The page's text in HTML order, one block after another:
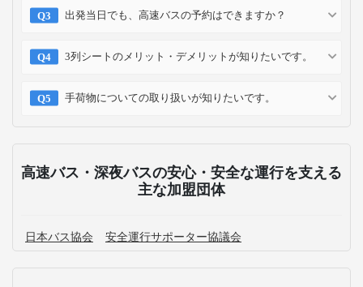
出発当日でも、高速バスの予約はできますか？
3列シートのメリット・デメリットが知りたいです。
手荷物についての取り扱いが知りたいです。
高速バス・深夜バスの安心・安全な運行を支える
主な加盟団体
日本バス協会 安全運行サポーター協議会